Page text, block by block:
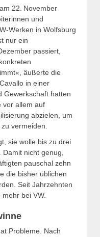
22. November
und
Werken in Wolfsburg
nur ein
passiert,
äußerte die
in einer
Gewerkschaft hatten
vor allem auf
abzielen, um
vermeiden.
sie wolle bis zu drei
nicht genug,
pauschal zehn
die bisher üblichen
Seit Jahrzehnten
bei VW.
Probleme. Nach